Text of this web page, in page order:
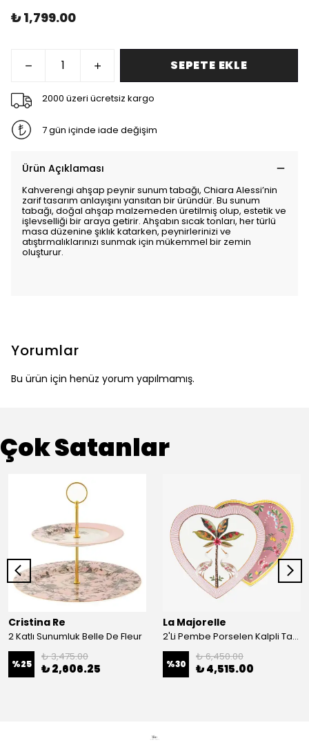
₺ 1,799.00
SEPETE EKLE
2000 üzeri ücretsiz kargo
7 gün içinde iade değişim
Ürün Açıklaması
Kahverengi ahşap peynir sunum tabağı, Chiara Alessi’nin
zarif tasarım anlayışını yansıtan bir üründür. Bu sunum
tabağı, doğal ahşap malzemeden üretilmiş olup, estetik ve
işlevselliği bir araya getirir. Ahşabın sıcak tonları, her türlü
masa düzenine şıklık katarken, peynirlerinizi ve
atıştırmalıklarınızı sunmak için mükemmel bir zemin
oluşturur.
Yorumlar
Bu ürün için henüz yorum yapılmamış.
Çok Satanlar
Cristina Re
2 Katlı Sunumluk Belle De Fleur
%25
₺ 3,475.00
₺ 2,606.25
La Majorelle
2'Li Pembe Porselen Kalpli Tabak 21,5 Cm La Majorelle
%30
₺ 6,450.00
₺ 4,515.00